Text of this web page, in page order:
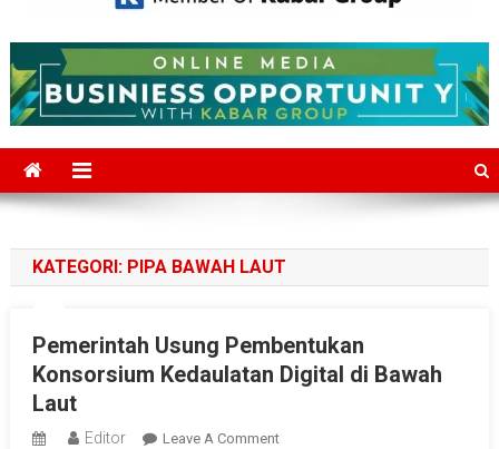
Mediajakarta.com
KATEGORI: PIPA BAWAH LAUT
Pemerintah Usung Pembentukan
Konsorsium Kedaulatan Digital di Bawah
Laut
Editor Leave A CommentOn